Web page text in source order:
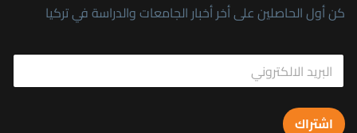
كن أول الحاصلين على أخر أخبار الجامعات والدراسة في تركيا
E
m
a
E
E
a
اشتراك